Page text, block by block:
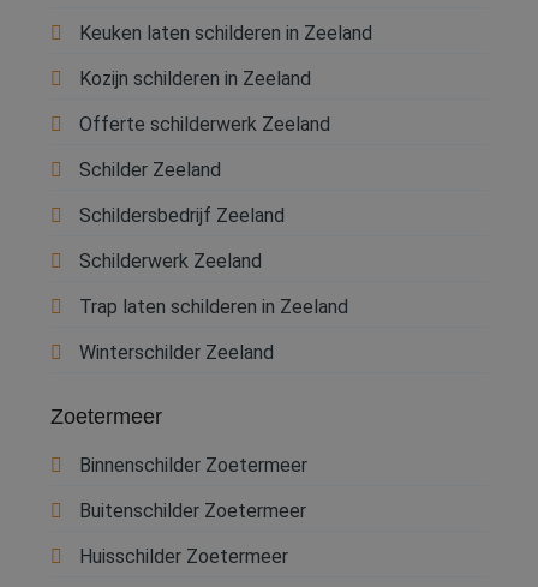
Keuken laten schilderen in Zeeland
Kozijn schilderen in Zeeland
Offerte schilderwerk Zeeland
Schilder Zeeland
Schildersbedrijf Zeeland
Schilderwerk Zeeland
Trap laten schilderen in Zeeland
Winterschilder Zeeland
Zoetermeer
Binnenschilder Zoetermeer
Buitenschilder Zoetermeer
Huisschilder Zoetermeer